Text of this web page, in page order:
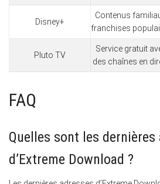
Disney+
Contenus
franchises
Pluto TV
Service gratuit
des chaînes en
FAQ
Quelles sont les dernières
d’Extreme Download ?